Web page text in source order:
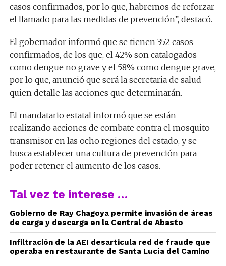
casos confirmados, por lo que, habremos de reforzar
el llamado para las medidas de prevención”, destacó.
El gobernador informó que se tienen 352 casos
confirmados, de los que, el 42% son catalogados
como dengue no grave y el 58% como dengue grave,
por lo que, anunció que será la secretaria de salud
quien detalle las acciones que determinarán.
El mandatario estatal informó que se están
realizando acciones de combate contra el mosquito
transmisor en las ocho regiones del estado, y se
busca establecer una cultura de prevención para
poder retener el aumento de los casos.
Tal vez te interese …
Gobierno de Ray Chagoya permite invasión de áreas
de carga y descarga en la Central de Abasto
Infiltración de la AEI desarticula red de fraude que
operaba en restaurante de Santa Lucía del Camino